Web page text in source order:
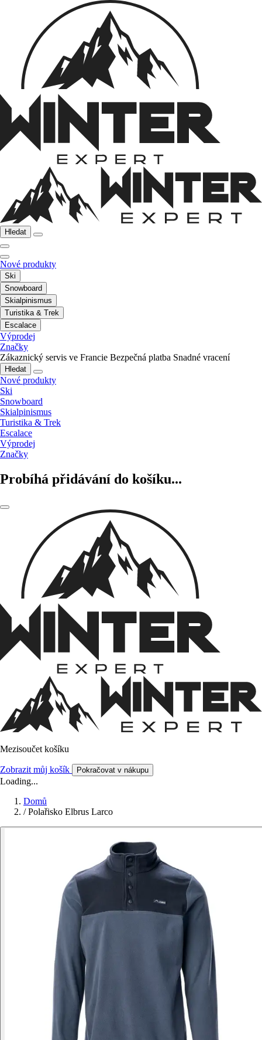
Hledat
Nové produkty
Ski
Snowboard
Skialpinismus
Turistika & Trek
Escalace
Výprodej
Značky
Zákaznický servis ve Francie Bezpečná platba Snadné vracení
Hledat
Nové produkty
Ski
Snowboard
Skialpinismus
Turistika & Trek
Escalace
Výprodej
Značky
Probíhá přidávání do košíku...
Mezisoučet košíku
Zobrazit můj košík Pokračovat v nákupu
Loading...
Domů
/ Polařisko Elbrus Larco